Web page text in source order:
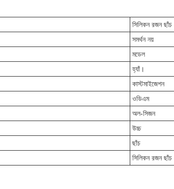
সিলিকন রজন ছাঁচ
সমর্থন নয়
মডেল
হ্যাঁ।
কাস্টমাইজেশন
ওডিএম
অল-সিজন
উচ্চ
ছাঁচ
সিলিকন রজন ছাঁচ